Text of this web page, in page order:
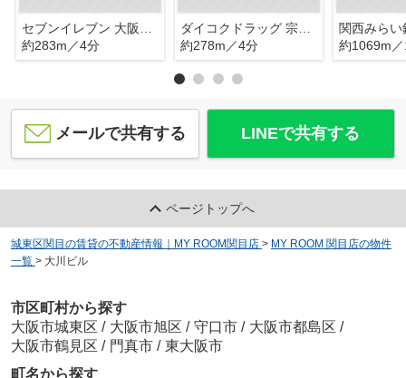
約283m／4分
ダイコクドラッグ 宗右衛門町中央店
約278m／4分
約1069m
メールで共有する LINEで共有する
ページトップへ
城東区関目の賃貸の不動産情報｜MY ROOM関目店 > MY ROOM 関目店の物件
一覧 > 大川ビル
市区町村から探す
大阪市城東区 / 大阪市旭区 / 守口市 / 大阪市都島区 /
大阪市鶴見区 / 門真市 / 東大阪市
町名から探す